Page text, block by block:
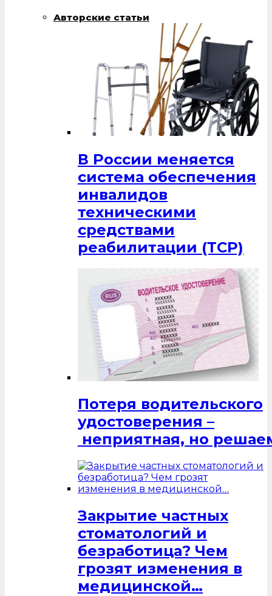
Авторские статьи
В России меняется
система обеспечения
инвалидов
техническими
средствами
реабилитации (ТСР)
Потеря водительского
удостоверения –
неприятная, но
Закрытие частных
стоматологий и
безработица? Чем
грозят изменения в
медицинской…